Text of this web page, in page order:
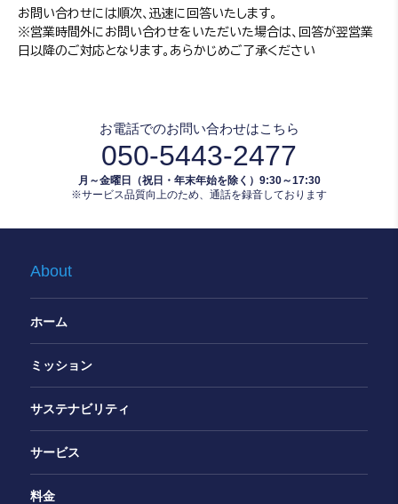
お問い合わせには順次、迅速に回答いたします。
※営業時間外にお問い合わせをいただいた場合は、回答が翌営業
日以降のご対応となります。あらかじめご了承ください
お電話でのお問い合わせはこちら
050-5443-2477
月～金曜日（祝日・年末年始を除く）9:30～17:30
※サービス品質向上のため、通話を録音しております
About
ホーム
ミッション
サステナビリティ
サービス
料金